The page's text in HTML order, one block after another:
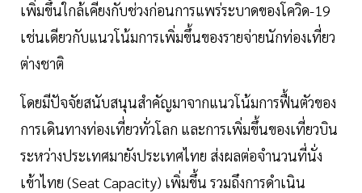
เพิ่มขึ้นใกล้เคียงกับช่วงก่อนการแพร่ระบาดของโควิด-19
เช่นเดียวกับแนวโน้มการเพิ่มขึ้นของรายจ่ายนักท่องเที่ยว
ต่างชาติ
โดยมีปัจจัยสนับสนุนสำคัญมาจากแนวโน้มการฟื้นตัวของ
การเดินทางท่องเที่ยวทั่วโลก และการเพิ่มขึ้นของเที่ยวบิน
ระหว่างประเทศมายังประเทศไทย ส่งผลต่อจำนวนที่นั่ง
เข้าไทย (Seat Capacity) เพิ่มขึ้น รวมถึงการดำเนิน